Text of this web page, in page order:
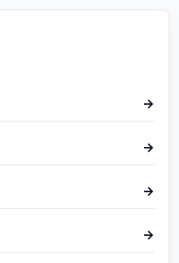
→
→
→
→